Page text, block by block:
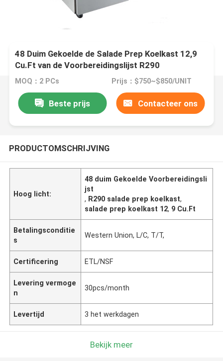
48 Duim Gekoelde de Salade Prep Koelkast 12,9
Cu.Ft van de Voorbereidingslijst R290
MOQ：2 PCs Prijs：$750~$850/UNIT
Beste prijs Contacteer ons
PRODUCTOMSCHRIJVING
Hoog licht:
48 duim Gekoelde Voorbereidingsli
jst
, R290 salade prep koelkast,
salade prep koelkast 12, 9 Cu.Ft
Betalingsconditie
s
Western Union, L/C, T/T,
Certificering ETL/NSF
Levering vermoge
n
30pcs/month
Levertijd 3 het werkdagen
Bekijk meer